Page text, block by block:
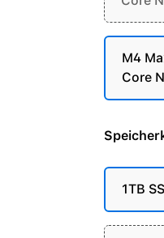
M4
Core
1TB